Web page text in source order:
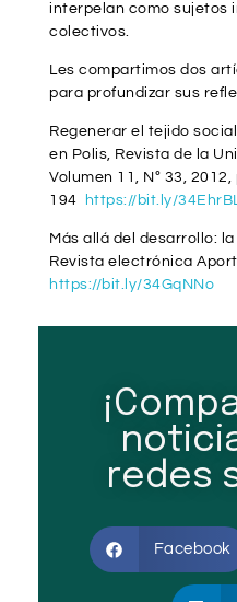
interpelan como sujetos
colectivos.
Les compartimos dos
para profundizar sus
Regenerar el tejido
en Polis, Revista de la
Volumen 11, Nº 33, 2012,
194
https://bit.ly/
Más allá del desarrollo:
Revista electrónica
https://bit.ly/34GqNNo
redes
Facebook